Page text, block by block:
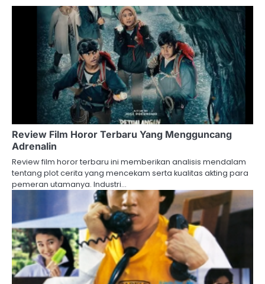
Review Film Horor Terbaru Yang Mengguncang
Adrenalin
Review film horor terbaru ini memberikan analisis mendalam
tentang plot cerita yang mencekam serta kualitas akting para
pemeran utamanya. Industri…